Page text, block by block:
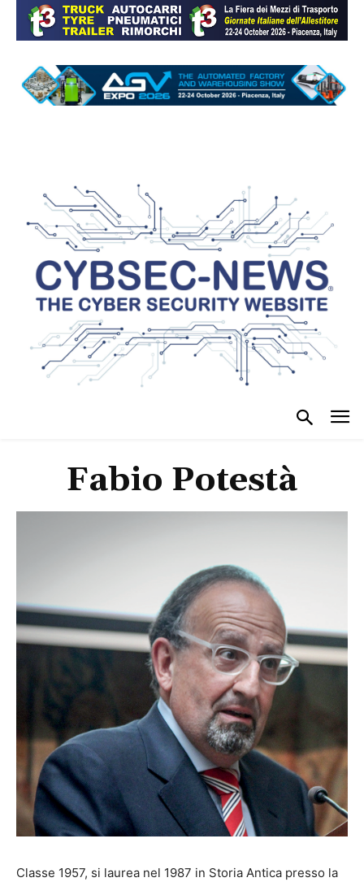
Fabio Potestà
Classe 1957, si laurea nel 1987 in Storia Antica presso la